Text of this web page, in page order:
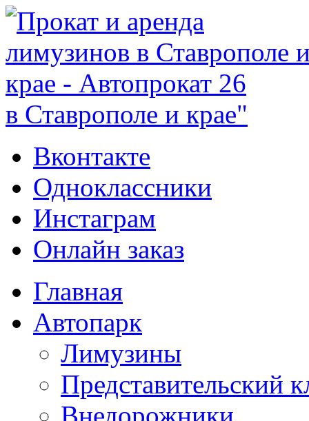
в Ставрополе и крае"
Вконтакте
Одноклассники
Инстаграм
Онлайн заказ
Главная
Автопарк
Лимузины
Представительский